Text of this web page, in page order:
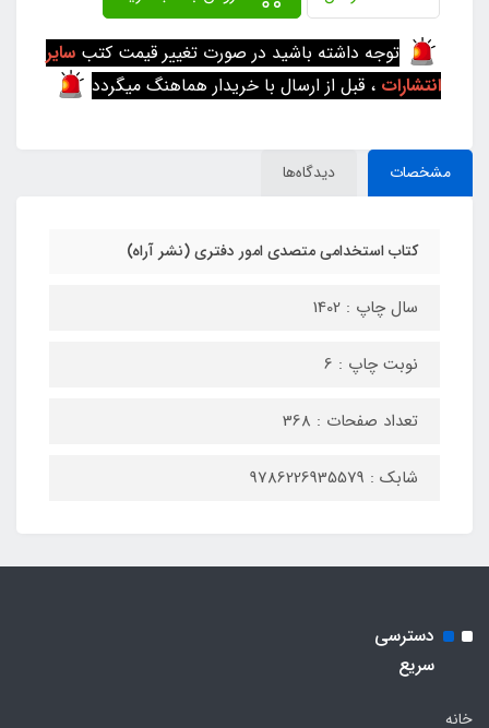
توجه داشته باشید در صورت تغییر قیمت کتب سایر
انتشارات ، قبل از ارسال با خریدار هماهنگ میگردد
مشخصات دیدگاه‌ها
کتاب استخدامی متصدی امور دفتری (نشر آراه)
سال چاپ : 1402
نوبت چاپ : 6
تعداد صفحات : 368
شابک : 9786226935579
دسترسی
سریع
خانه